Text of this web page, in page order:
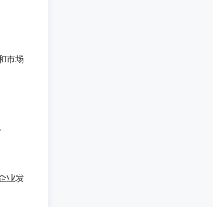
市场
业发